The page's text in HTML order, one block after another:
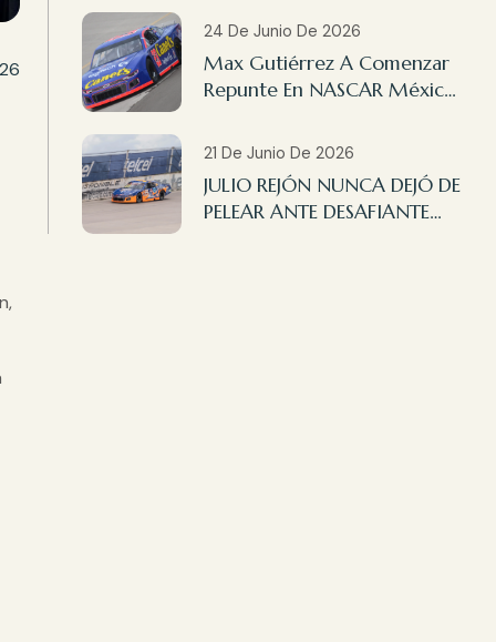
NASCAR México Querétaro
24 De Junio De 2026
Max Gutiérrez A Comenzar
Repunte En NASCAR México
21 De Junio De 2026
JULIO REJÓN NUNCA DEJÓ DE
PELEAR ANTE DESAFIANTE